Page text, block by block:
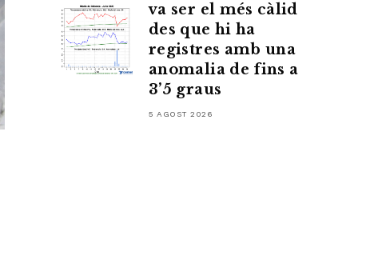
va ser el més càlid
des que hi ha
registres amb una
anomalia de fins a
3’5 graus
5 AGOST 2026